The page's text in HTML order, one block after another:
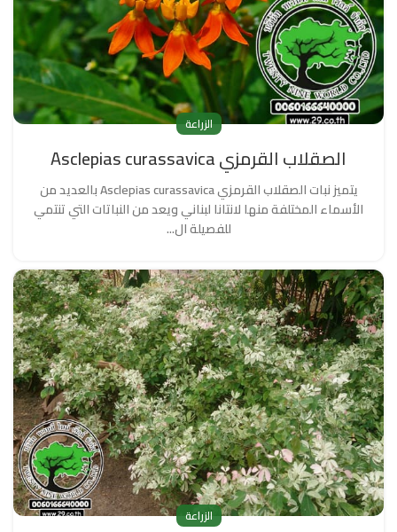
الزراعة
الصقلاب القرمزي Asclepias curassavica
يتميز نبات الصقلاب القرمزي Asclepias curassavica بالعديد من
الأسماء المختلفة منها لانتانا لبناني ويعد من النباتات التي تنتمي
للفصيلة ال...
الزراعة